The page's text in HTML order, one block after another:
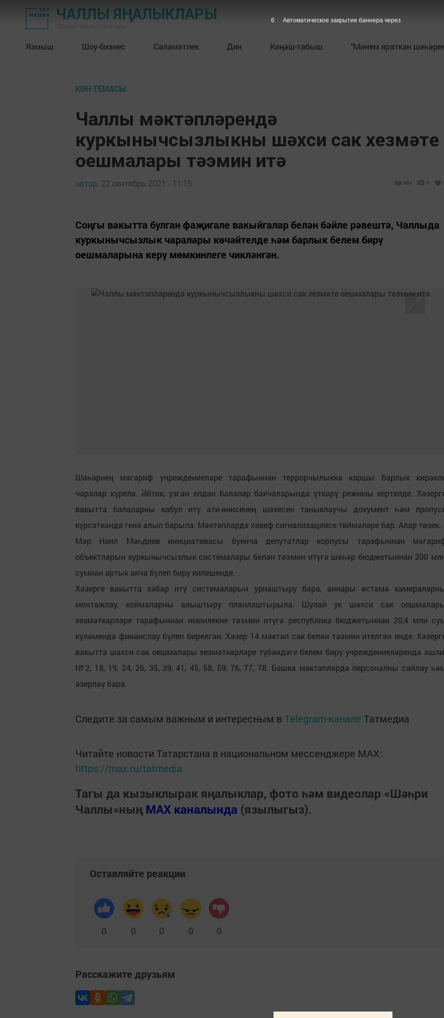
ЧАЛЛЫ ЯҢАЛЫКЛАРЫ
Язмыш Шоу-бизнес Сәламәтлек Дин Киңәш-табыш "Минем яраткан
КӨН ТЕМАСЫ
Чаллы мәктәпләрендә
куркынычсызлыкны шәхси сак хезмәте
оешмалары тәэмин итә
автор, 22 сентябрь 2021 - 11:15 964 0
Соңгы вакытта булган фаҗигале вакыйгалар белән бәйле рәвештә, Чаллыда
куркынычсызлык чаралары көчәйтелде һәм барлык белем бирү
оешмаларына керү мөмкинлеге чикләнгән.
Шәһәрнең мәгариф учреждениеләре тарафыннан террорчылыкка каршы барлык
чаралар күрелә. Әйтик, узган елдан балалар бакчаларында үткәрү режимы кертелде.
вакытта балаларны кабул итү әти-әнисенең шәхесен таныклаучы документ һәм
күрсәткәндә генә алып барыла. Мәктәпләрдә хәвеф сигнализациясе төймәләре бар. Алар төзек.
Мэр Наил Мәһдиев инициативасы буенча депутатлар корпусы тарафыннан
объектларын куркынычсызлык системалары белән тәэмин итүгә шәһәр бюджетыннан 200
сумнан артык акча бүлеп бирү килешенде.
Хәзерге вакытта хәбәр итү системаларын урнаштыру бара, аннары өстәмә
монтажлау, коймаларны алыштыру планлаштырыла. Шулай ук шәхси сак
хезмәткәрләре тарафыннан иминлекне тәэмин итүгә республика бюджетыннан 20,4 млн
күләмендә финанслау бүлеп бирелгән. Хәзер 14 мәктәп сак белән тәэмин ителгән инде.
вакытта шәхси сак оешмалары хезмәткәрләре түбәндәге белем бирү учреждениеләрендә
№2, 18, 19, 24, 26, 35, 39, 41, 45, 58, 59, 76, 77, 78. Башка мәктәпләрдә персоналны сайлау
әзерләү бара.
Следите за самым важным и интересным в Telegram-канале Татмедиа
Читайте новости Татарстана в национальном мессенджере MАХ:
https://max.ru/tatmedia
Тагы да кызыклырак яңалыклар, фото һәм видеолар «Шәһри
Чаллы»ның MAX каналында (язылыгыз).
Оставляйте реакции
0 0 0 0 0
Расскажите друзьям
5 Автоматическое закрытие баннера через